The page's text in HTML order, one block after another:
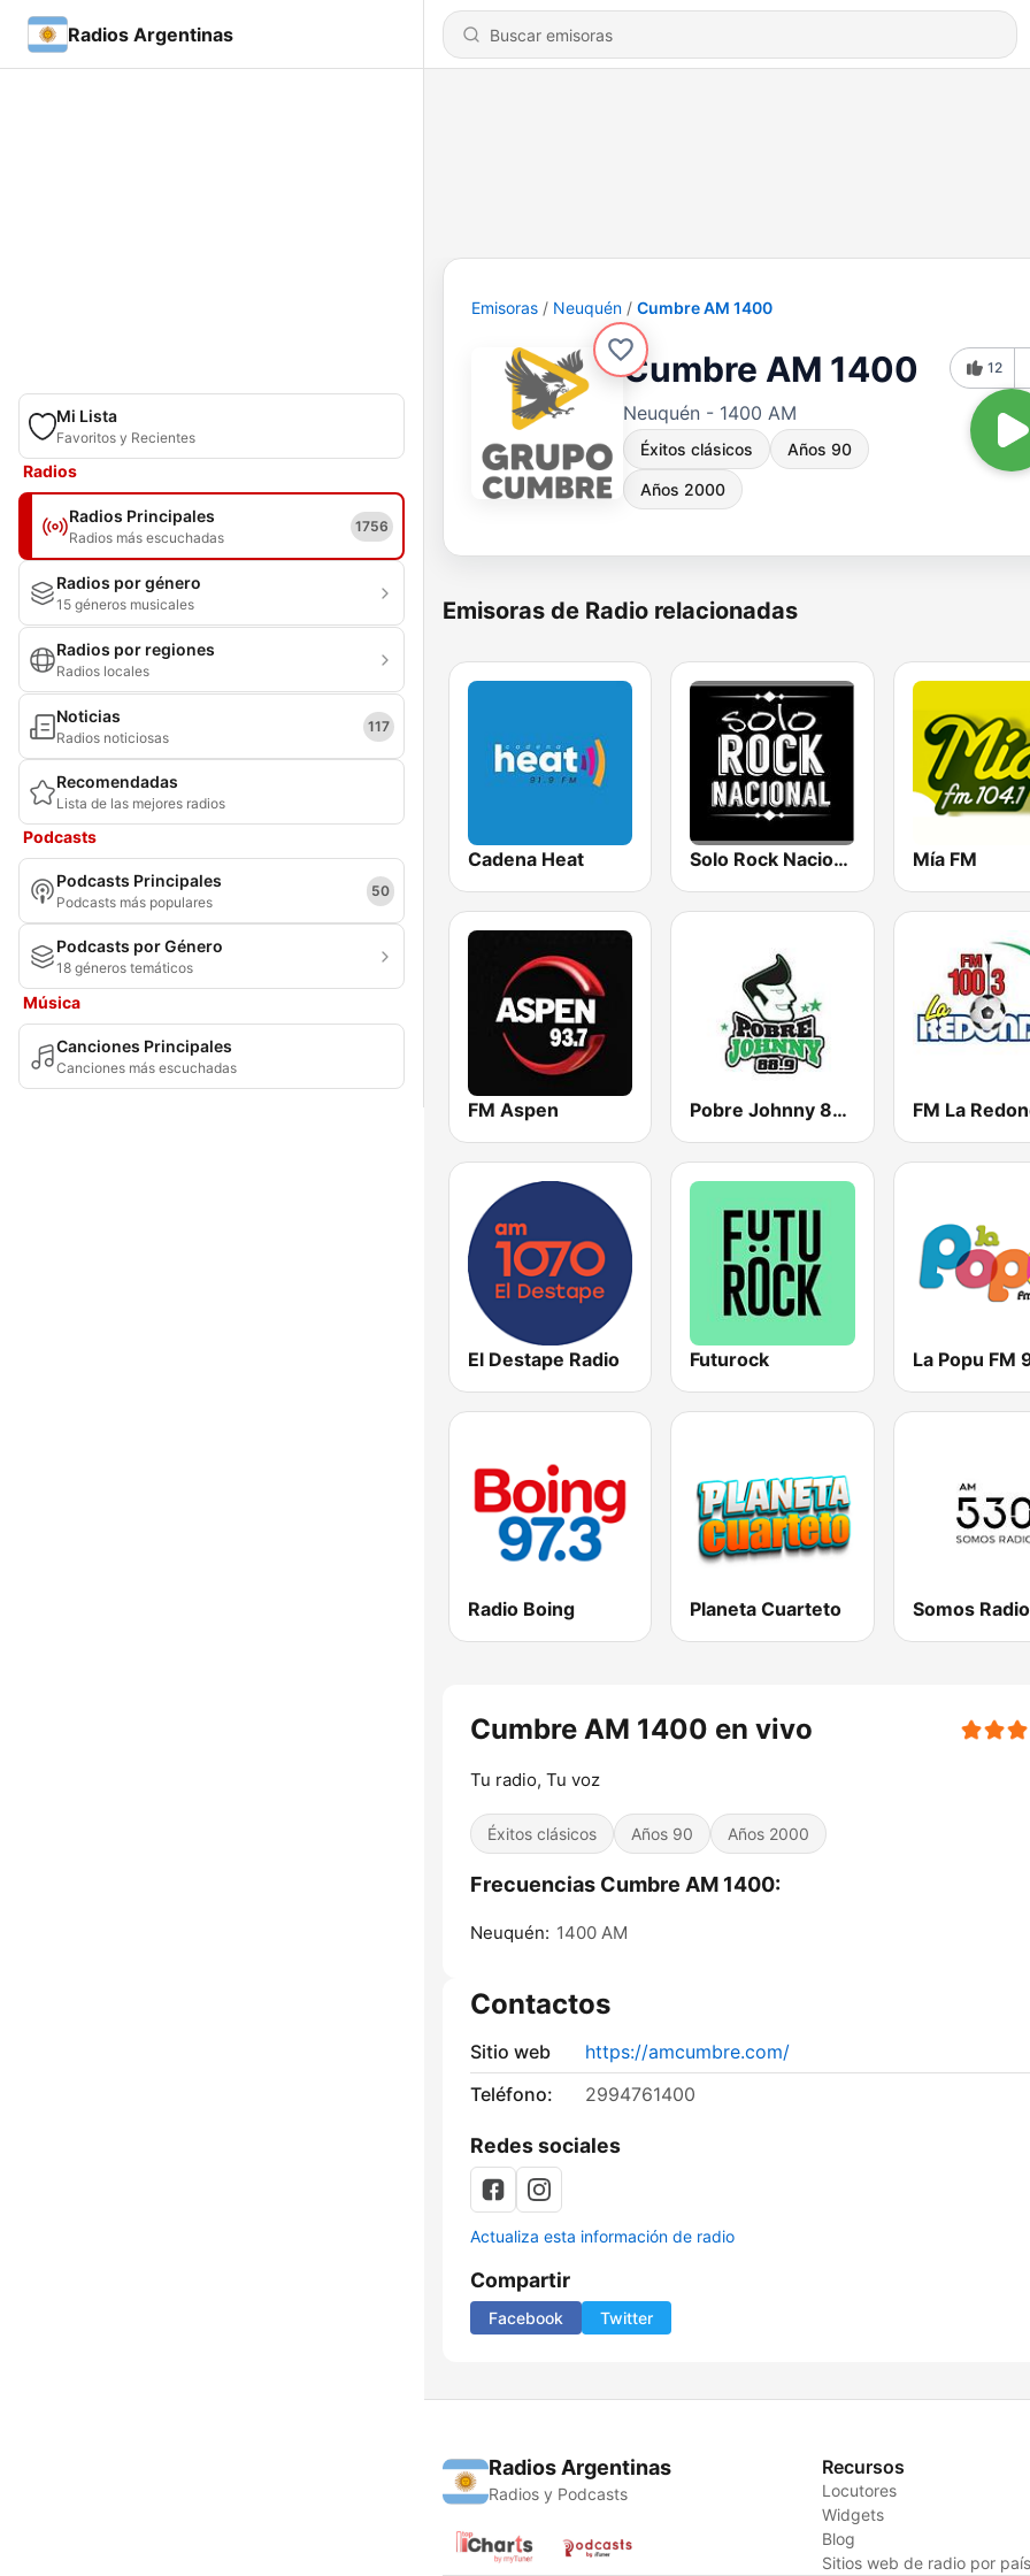
Radios Argentinas
Mi Lista
Favoritos y Recientes
Radios
Radios Principales
Radios más escuchadas
1756
Radios por género
15 géneros musicales
Radios por regiones
Radios locales
Noticias
Radios noticiosas
117
Recomendadas
Lista de las mejores radios
Podcasts
Podcasts Principales
Podcasts más populares
50
Podcasts por Género
18 géneros temáticos
Música
Canciones Principales
Canciones más escuchadas
Emisoras Neuquén Cumbre AM 1400
Cumbre AM 1400
Neuquén - 1400 AM
Éxitos clásicos Años 90
Años 2000
12
Emisoras de Radio relacionadas
Cadena Heat Solo Rock Nacional Mía FM
FM Aspen Pobre Johnny 88.9 FM FM La
El Destape Radio Futurock La Popu FM
Radio Boing Planeta Cuarteto
Cumbre AM 1400 en vivo
Tu radio, Tu voz
Éxitos clásicos Años 90 Años 2000
Frecuencias Cumbre AM 1400:
Neuquén: 1400 AM
Contactos
Sitio web
https://amcumbre.com/
Teléfono:
2994761400
Redes sociales
Actualiza esta información de radio
Compartir
Facebook Twitter
Radios Argentinas
Radios y Podcasts
Recursos
Locutores
Widgets
Blog
Sitios web de radio por país